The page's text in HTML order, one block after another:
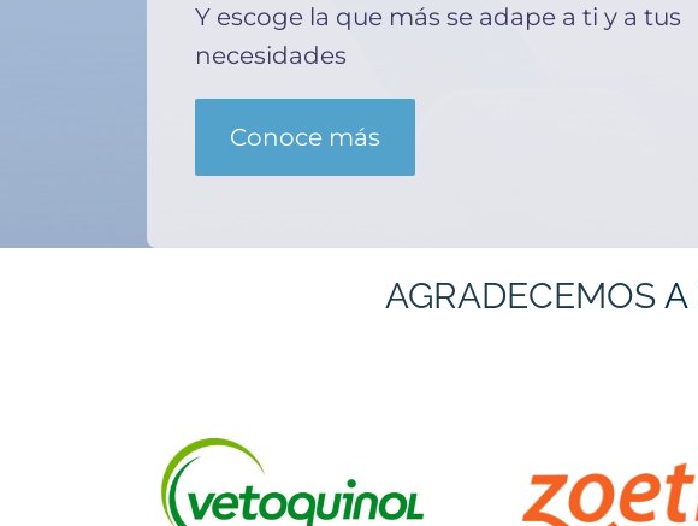
Y escoge la que más se adape a ti y a tus
necesidades
Conoce más
AGRADECEMOS A